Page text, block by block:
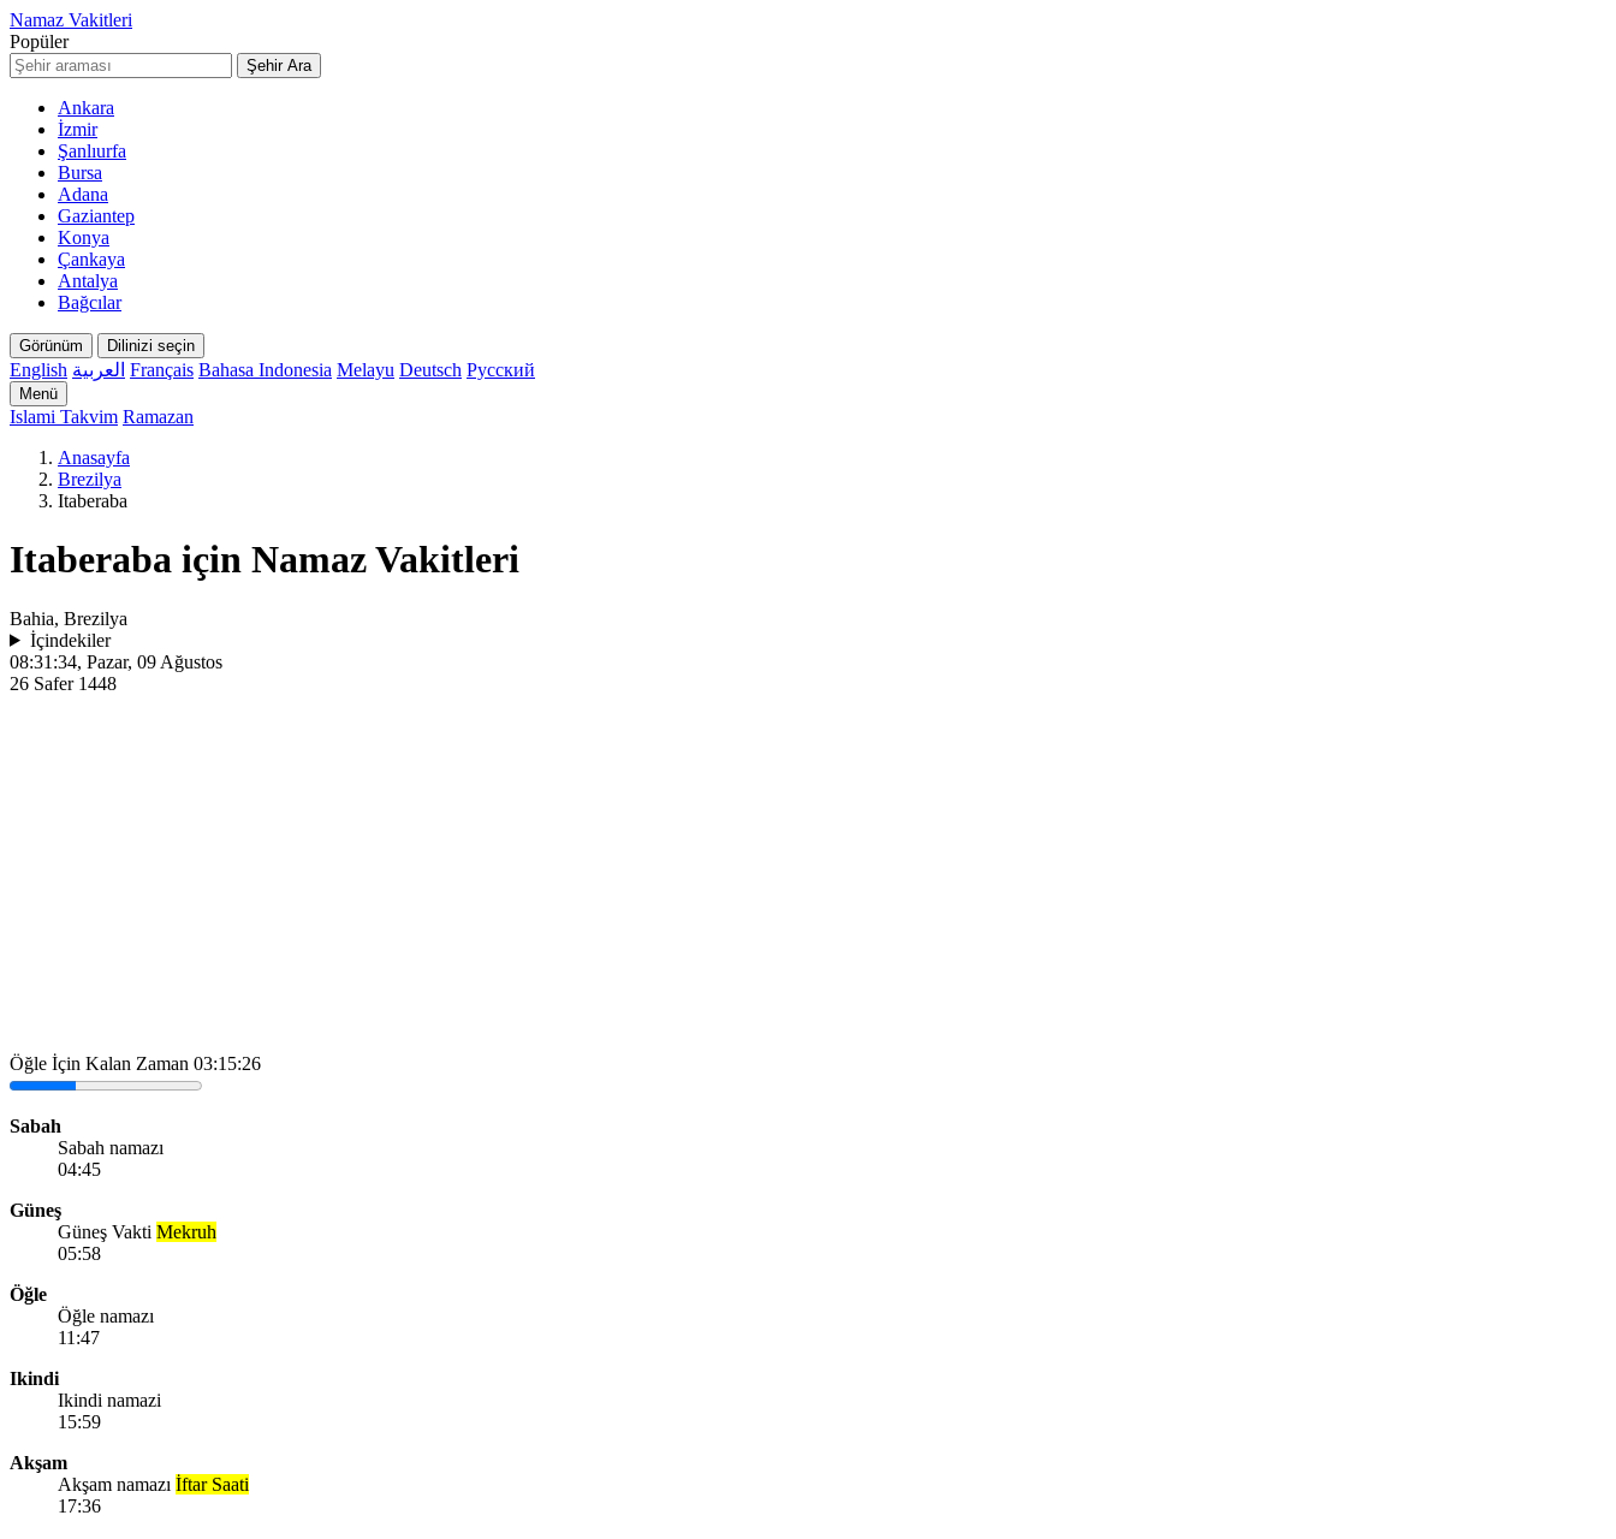
Namaz Vakitleri
Popüler
Şehir Ara
Ankara
İzmir
Şanlıurfa
Bursa
Adana
Gaziantep
Konya
Çankaya
Antalya
Bağcılar
Görünüm Dilinizi seçin
English العربية Français Bahasa Indonesia Melayu Deutsch Русский
Menü
Islami Takvim Ramazan
Anasayfa
Brezilya
Itaberaba
Itaberaba için Namaz Vakitleri
Bahia, Brezilya
İçindekiler
08:31:34, Pazar, 09 Ağustos
26 Safer 1448
Öğle İçin Kalan Zaman 03:15:26
Sabah
Sabah namazı
04:45
Güneş
Güneş Vakti Mekruh
05:58
Öğle
Öğle namazı
11:47
Ikindi
Ikindi namazi
15:59
Akşam
Akşam namazı İftar Saati
17:36